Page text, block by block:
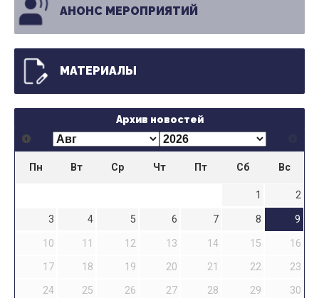
АНОНС МЕРОПРИЯТИЙ
МАТЕРИАЛЫ
Архив новостей
Пн Вт Ср Чт Пт Сб Вс
1
2
3
4 5 6 7 8
9
10
11 12 13 14 15
16
17
18 19 20 21 22
23
24
25 26 27 28 29
30